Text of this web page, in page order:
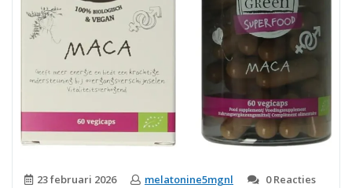
23 februari 2026 melatonine5mgnl 0 Reacties